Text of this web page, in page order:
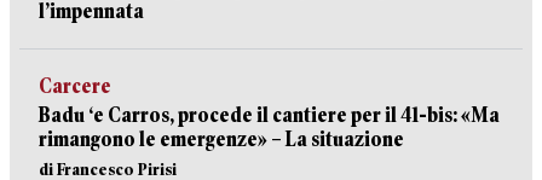
l’impennata
Carcere
Badu ‘e Carros, procede il cantiere per il 41-bis: «Ma
rimangono le emergenze» – La situazione
di Francesco Pirisi